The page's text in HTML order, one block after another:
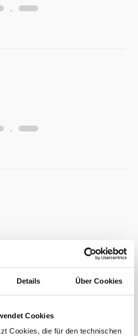
Details Über Cookies
Cookies
Cookies, die für den technischen
•
•